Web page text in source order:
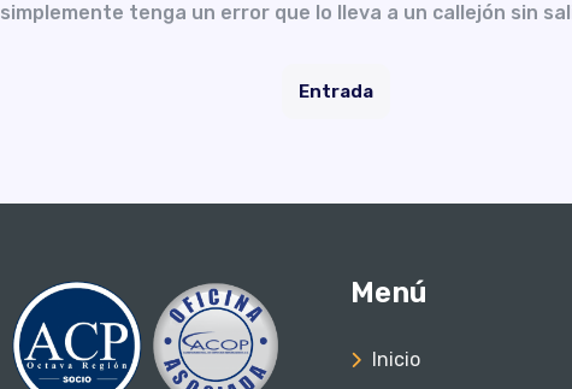
simplemente tenga un error que lo lleva a un callejón sin
Entrada
Menú
Inicio